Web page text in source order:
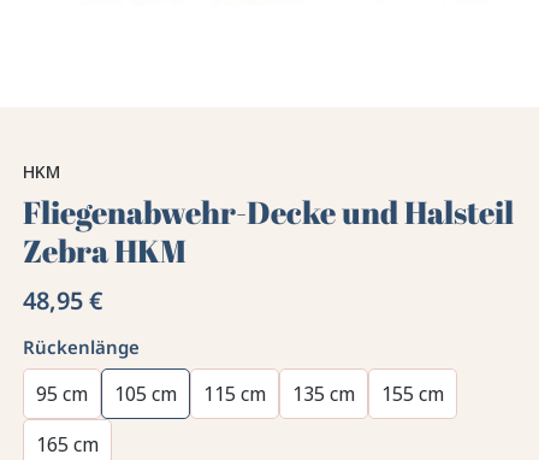
HKM
Fliegenabwehr-Decke und Halsteil
Zebra HKM
48,95 €
Rückenlänge
95 cm 105 cm 115 cm 135 cm
155 cm
165 cm